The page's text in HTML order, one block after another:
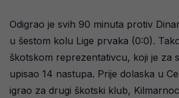
Odigrao je svih 90 minuta protiv
u šestom kolu Lige prvaka (0:0).
škotskom reprezentativcu, koji je za
upisao 14 nastupa. Prije dolaska u
igrao za drugi škotski klub,